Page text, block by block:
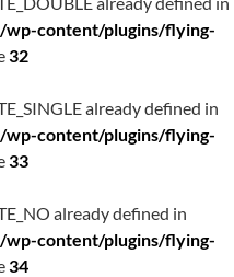
content/plugins/flying-
32
already defined in
content/plugins/flying-
33
already defined in
content/plugins/flying-
34